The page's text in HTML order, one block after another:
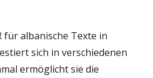
für albanische Texte in
sich in verschiedenen
ermöglicht sie die